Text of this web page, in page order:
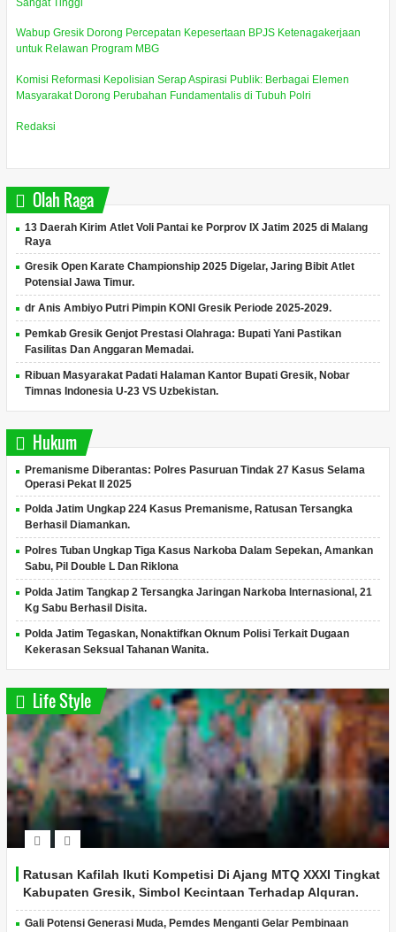
Wabup Gresik Dorong Percepatan Kepesertaan BPJS Ketenagakerjaan
untuk Relawan Program MBG
Komisi Reformasi Kepolisian Serap Aspirasi Publik: Berbagai Elemen
Masyarakat Dorong Perubahan Fundamentalis di Tubuh Polri
Redaksi
Olah Raga
13 Daerah Kirim Atlet Voli Pantai ke Porprov IX Jatim 2025 di Malang
Raya
Gresik Open Karate Championship 2025 Digelar, Jaring Bibit Atlet
Potensial Jawa Timur.
dr Anis Ambiyo Putri Pimpin KONI Gresik Periode 2025-2029.
Pemkab Gresik Genjot Prestasi Olahraga: Bupati Yani Pastikan
Fasilitas Dan Anggaran Memadai.
Ribuan Masyarakat Padati Halaman Kantor Bupati Gresik, Nobar
Timnas Indonesia U-23 VS Uzbekistan.
Hukum
Premanisme Diberantas: Polres Pasuruan Tindak 27 Kasus Selama
Operasi Pekat II 2025
Polda Jatim Ungkap 224 Kasus Premanisme, Ratusan Tersangka
Berhasil Diamankan.
Polres Tuban Ungkap Tiga Kasus Narkoba Dalam Sepekan, Amankan
Sabu, Pil Double L Dan Riklona
Polda Jatim Tangkap 2 Tersangka Jaringan Narkoba Internasional, 21
Kg Sabu Berhasil Disita.
Polda Jatim Tegaskan, Nonaktifkan Oknum Polisi Terkait Dugaan
Kekerasan Seksual Tahanan Wanita.
Life Style
Ratusan Kafilah Ikuti Kompetisi Di Ajang MTQ XXXI Tingkat
Kabupaten Gresik, Simbol Kecintaan Terhadap Alquran.
Gali Potensi Generasi Muda, Pemdes Menganti Gelar Pembinaan